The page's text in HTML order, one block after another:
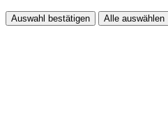
Auswahl bestätigen Alle auswählen